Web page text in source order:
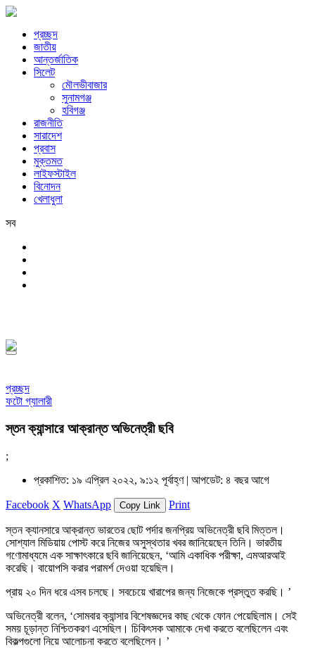
প্রচ্ছদ
জাতীয়
আন্তর্জাতিক
সিলেট
মৌলভীবাজার
সুনামগঞ্জ
হবিগঞ্জ
রাজনীতি
সারাদেশ
প্রবাস
মুক্তমত
লাইফস্টাইল
বিনোদন
খেলাধুলা
সব
প্রচ্ছদ
ফটো গ্যালারী
স্তন ক্যান্সারে আক্রান্ত অভিনেত্রী ছবি
;
প্রকাশিত: ১৯ এপ্রিল ২০২২, ৯:১২ পূর্বাহ্ণ | আপডেট: ৪ বছর আগে
Facebook X WhatsApp Copy Link Print
স্তন ক্যানসারে আক্রান্ত ভারতের ছোট পর্দার জনপ্রিয় অভিনেত্রী ছবি মিত্তল।
সোশ্যাল মিডিয়ায় পোস্ট করে নিজের অসুস্থতার খবর জানিয়েছেন তিনি। ভারতীয়
গণোমাধ্যমে এক সাক্ষাৎকারে ছবি জানিয়েছেন, ‘আমি একাধিক পরীক্ষা, এমআরআই
করেছি। বায়োপসি করার পরামর্শ দেওয়া হয়েছিল।
প্রায় ২০ দিন ধরে এসব চলছে। সবচেয়ে খারাপের জন্য নিজেকে প্রস্তুত করছি। ’
অভিনেত্রী বলেন, ‘সোমবার ক্যান্সার বিশেষজ্ঞদের কাছ থেকে ফোন পেয়েছিলাম। সেই
সময় চূড়ান্ত নিশ্চিতকরণ এসেছিল। চিকিৎসক আমাকে দেখা করতে বলেছিলেন এবং
বিকল্পগুলো নিয়ে আলোচনা করতে বলেছিলেন। ’